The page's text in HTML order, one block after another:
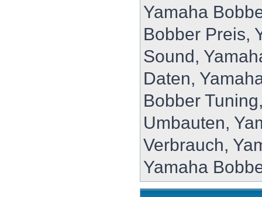
Yamaha
Bobber Preis,
Sound,
Daten,
Bobber
Umbauten,
Verbrauch,
Yamaha